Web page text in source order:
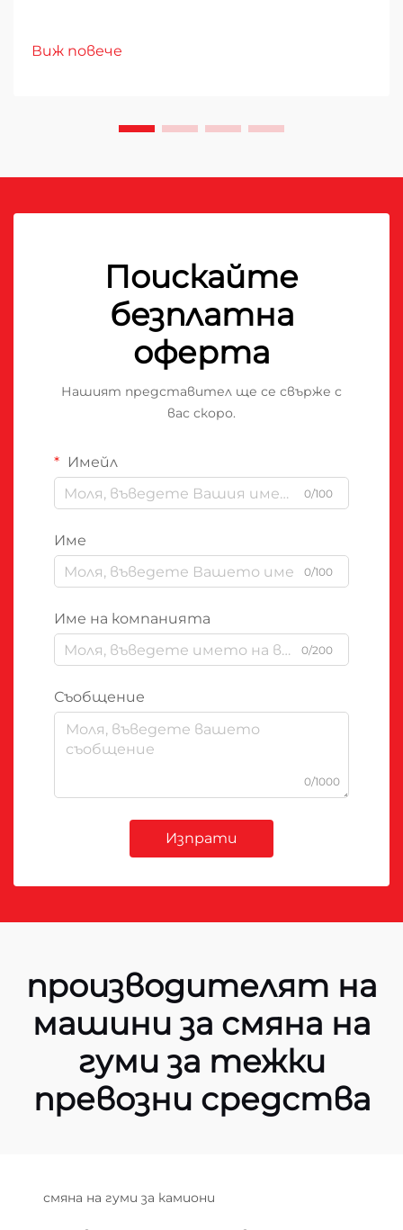
Виж повече
Поискайте
безплатна
оферта
Нашият представител ще се свърже с
вас скоро.
Имейл
0/100
Име
0/100
Име на компанията
0/200
Съобщение
0/1000
Изпрати
производителят на
машини за смяна на
гуми за тежки
превозни средства
смяна на гуми за камиони